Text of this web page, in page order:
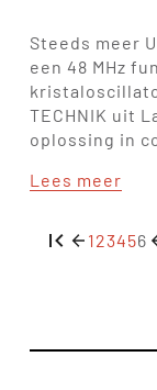
Steeds meer
een 48 MHz
TECHNIK uit
oplossing in
Lees meer
1 23456